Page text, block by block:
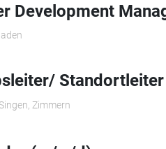
Development
Zimmern